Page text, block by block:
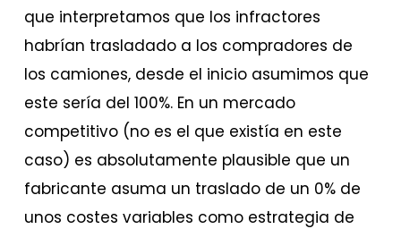
que interpretamos que los infractores
habrían trasladado a los compradores de
los camiones, desde el inicio asumimos que
este sería del 100%. En un mercado
competitivo (no es el que existía en este
caso) es absolutamente plausible que un
fabricante asuma un traslado de un 0% de
unos costes variables como estrategia de